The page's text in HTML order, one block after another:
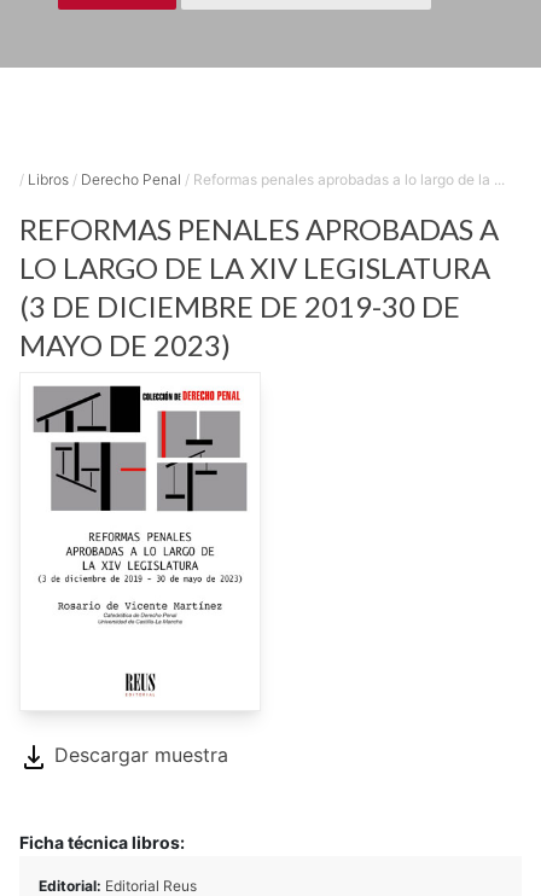
/ Libros / Derecho Penal / Reformas penales aprobadas a lo largo de la ...
REFORMAS PENALES APROBADAS A
LO LARGO DE LA XIV LEGISLATURA
(3 DE DICIEMBRE DE 2019-30 DE
MAYO DE 2023)
Descargar muestra
Ficha técnica libros:
Editorial: Editorial Reus